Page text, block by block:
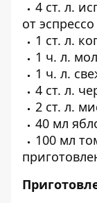
4 ст. л.
от эспрессо
1 ст. л.
1 ч. л.
1 ч. л.
4 ст. л.
2 ст. л.
40 мл
100 мл